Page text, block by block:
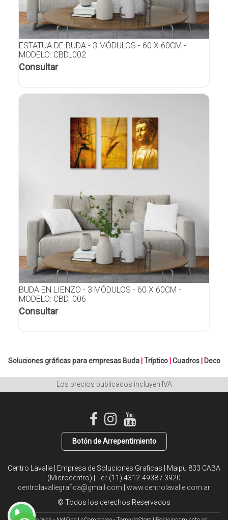
ESTATUA DE BUDA - 3 MÓDULOS - 60 X 60CM -
MODELO: CBD_002
Consultar
BUDA EN LIENZO - 3 MÓDULOS - 60 X 60CM -
MODELO: CBD_006
Consultar
Soluciones gráficas para empresas Buda|Tríptico|Cuadros| Deco
Los precios publicados incluyen IVA
Botón de Arrepentimiento
Centro Lavalle | Empresa de Soluciones Graficas | Maipu 833 CABA
(Microcentro) | Tel: (11) 4312-4938 / 3920
centrolavallegrafica@gmail.com | www.centrolavalle.com.ar
© Todos los derechos Reservados